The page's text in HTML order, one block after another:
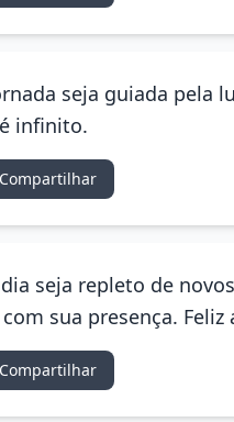
seja guiada pela
infinito.
seja repleto de
sua presença.